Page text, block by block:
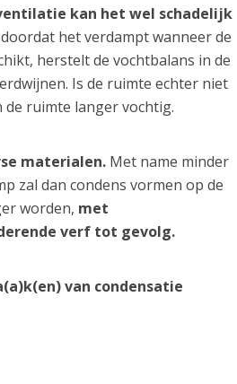
kan het wel schadelijk
het verdampt wanneer de
herstelt de vochtbalans in de
Is de ruimte echter niet
de ruimte langer vochtig.
materialen. Met name minder
zal dan condens vormen op de
worden, met
verf tot gevolg.
van condensatie